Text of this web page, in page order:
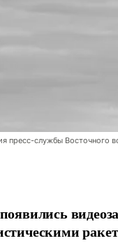
пресс-службы Восточного